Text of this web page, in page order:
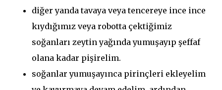
diğer yanda tavaya veya tencereye ince ince
kıydığımız veya robotta çektiğimiz
soğanları zeytin yağında yumuşayıp şeffaf
olana kadar pişirelim.
soğanlar yumuşayınca pirinçleri ekleyelim